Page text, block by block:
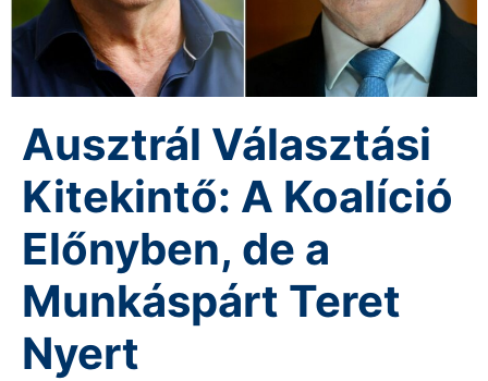
Ausztrál Választási
Kitekintő: A Koalíció
Előnyben, de a
Munkáspárt Teret
Nyert